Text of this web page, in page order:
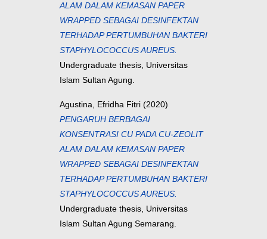
ALAM DALAM KEMASAN PAPER
WRAPPED SEBAGAI DESINFEKTAN
TERHADAP PERTUMBUHAN BAKTERI
STAPHYLOCOCCUS AUREUS.
Undergraduate thesis, Universitas
Islam Sultan Agung.
Agustina, Efridha Fitri (2020)
PENGARUH BERBAGAI
KONSENTRASI CU PADA CU-ZEOLIT
ALAM DALAM KEMASAN PAPER
WRAPPED SEBAGAI DESINFEKTAN
TERHADAP PERTUMBUHAN BAKTERI
STAPHYLOCOCCUS AUREUS.
Undergraduate thesis, Universitas
Islam Sultan Agung Semarang.